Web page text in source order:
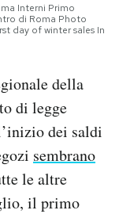
Interni Primo
di Roma Photo
day of winter sales In
della
di legge
dei saldi
sembrano
le altre
il primo